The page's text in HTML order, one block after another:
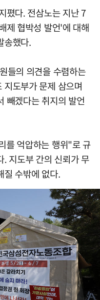
폈다. 전삼노는 지난 7
제 협박성 발언'에 대해
송했다.
들의 의견을 수렴하는
도부가 문제 삼으며
빼겠다는 취지의 발언
를 억압하는 행위"로 규
. 지도부 간의 신뢰가 무
질 수밖에 없다.